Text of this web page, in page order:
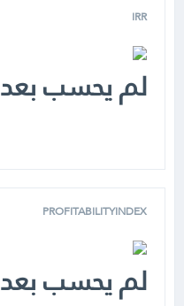
IRR
لم يحسب بعد
PROFITABILITYINDEX
لم يحسب بعد